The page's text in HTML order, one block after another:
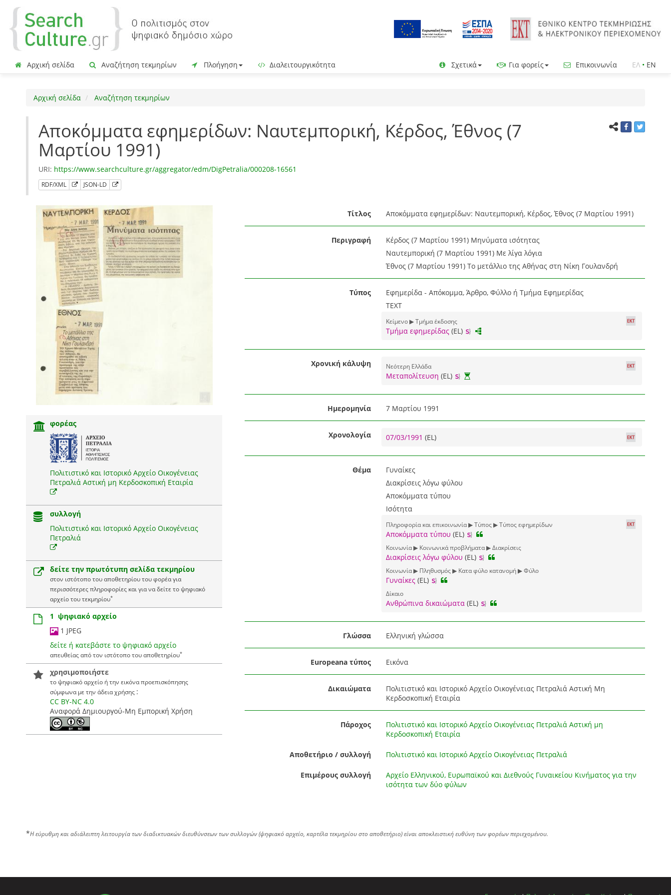
Αρχική σελίδα Αναζήτηση τεκμηρίων Πλοήγηση Διαλειτουργικότητα Σχετικά Για φορείς Επικοινωνία ΕΛ • EN
Αρχική σελίδα Αναζήτηση τεκμηρίων
Αποκόμματα εφημερίδων: Ναυτεμπορική, Κέρδος, Έθνος (7
Μαρτίου 1991)
URI: https://www.searchculture.gr/aggregator/edm/DigPetralia/000208-16561
RDF/XML JSON-LD
φορέας
Πολιτιστικό και Ιστορικό Αρχείο Οικογένειας
Πετραλιά Αστική μη Κερδοσκοπική Εταιρία
συλλογή
Πολιτιστικό και Ιστορικό Αρχείο Οικογένειας
Πετραλιά
δείτε την πρωτότυπη σελίδα τεκμηρίου
στον ιστότοπο του αποθετηρίου του φορέα για
περισσότερες πληροφορίες και για να δείτε το ψηφιακό
αρχείο του τεκμηρίου*
1 ψηφιακό αρχείο
1 JPEG
δείτε ή κατεβάστε το ψηφιακό αρχείο
απευθείας από τον ιστότοπο του αποθετηρίου*
χρησιμοποιήστε
το ψηφιακό αρχείο ή την εικόνα προεπισκόπησης
σύμφωνα με την άδεια χρήσης :
CC BY-NC 4.0
Αναφορά Δημιουργού-Μη Εμπορική Χρήση
Τίτλος Αποκόμματα εφημερίδων: Ναυτεμπορική, Κέρδος, Έθνος (7 Μαρτίου 1991)
Περιγραφή
Κέρδος (7 Μαρτίου 1991) Μηνύματα ισότητας
Ναυτεμπορική (7 Μαρτίου 1991) Με λίγα λόγια
Έθνος (7 Μαρτίου 1991) Το μετάλλιο της Αθήνας στη Νίκη Γουλανδρή
Τύπος
Εφημερίδα - Απόκομμα, Άρθρο, Φύλλο ή Τμήμα Εφημερίδας
TEXT
Κείμενο ▶ Τμήμα έκδοσης
Τμήμα εφημερίδας(EL)
Χρονική κάλυψη Νεότερη Ελλάδα
Μεταπολίτευση (EL)
Ημερομηνία 7 Μαρτίου 1991
Χρονολογία 07/03/1991 (EL)
Θέμα
Γυναίκες
Διακρίσεις λόγω φύλου
Αποκόμματα τύπου
Ισότητα
Πληροφορία και επικοινωνία ▶ Τύπος ▶ Τύπος εφημερίδων
Αποκόμματα τύπου (EL)
Κοινωνία ▶ Κοινωνικά προβλήματα ▶ Διακρίσεις
Διακρίσεις λόγω φύλου (EL)
Κοινωνία ▶ Πληθυσμός ▶ Κατα φύλο κατανομή ▶ Φύλο
Γυναίκες(EL)
Δίκαιο
Ανθρώπινα δικαιώματα(EL)
Γλώσσα Ελληνική γλώσσα
Europeana τύπος Εικόνα
Δικαιώματα
Πολιτιστικό και Ιστορικό Αρχείο Οικογένειας Πετραλιά Αστική Μη
Κερδοσκοπική Εταιρία
Πάροχος
Πολιτιστικό και Ιστορικό Αρχείο Οικογένειας Πετραλιά Αστική μη
Κερδοσκοπική Εταιρία
Αποθετήριο / συλλογή Πολιτιστικό και Ιστορικό Αρχείο Οικογένειας Πετραλιά
Επιμέρους συλλογή
Αρχείο Ελληνικού, Ευρωπαϊκού και Διεθνούς Γυναικείου Κινήματος για την
ισότητα των δύο φύλων
*Η εύρυθμη και αδιάλειπτη λειτουργία των διαδικτυακών διευθύνσεων των συλλογών (ψηφιακό αρχείο, καρτέλα τεκμηρίου στο αποθετήριο) είναι αποκλειστική ευθύνη των φορέων περιεχομένου.